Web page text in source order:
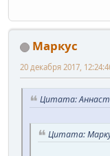
Маркус
20 декабря 2017,
Цитата:
Цитата: